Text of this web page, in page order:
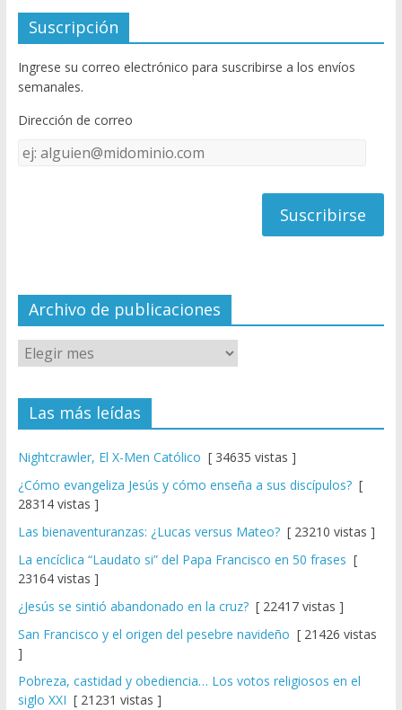
e
b
o
o
k
itt
er
u
T
u
e
C
el
Suscripción
Ingrese su correo electrónico para suscribirse a los envíos
semanales.
Dirección de correo
Dirección
Archivo de publicaciones
Las más leídas
Nightcrawler, El X-Men Católico [ 34635 vistas ]
¿Cómo evangeliza Jesús y cómo enseña a sus discípulos?[
28314 vistas ]
Las bienaventuranzas: ¿Lucas versus Mateo?[ 23210 vistas ]
La encíclica “Laudato si” del Papa Francisco en 50 frases [
23164 vistas ]
¿Jesús se sintió abandonado en la cruz?[ 22417 vistas ]
San Francisco y el origen del pesebre navideño [ 21426 vistas
]
Pobreza, castidad y obediencia… Los votos religiosos en el
siglo XXI [ 21231 vistas ]